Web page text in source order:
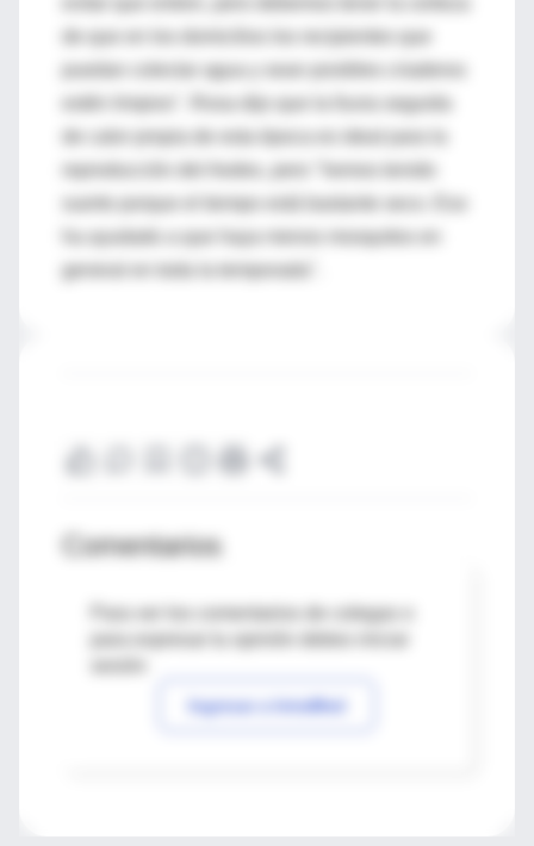
puedan colectar agua y sean posibles criaderos
estén limpios". Rosa dijo que la lluvia seguida
suerte porque el tiempo está bastante seco. Eso
ha ayudado a que haya menos mosquitos en
general en toda la temporada".
Comentarios
Para ver los comentarios de colegas o
Ingresar a IntraMed